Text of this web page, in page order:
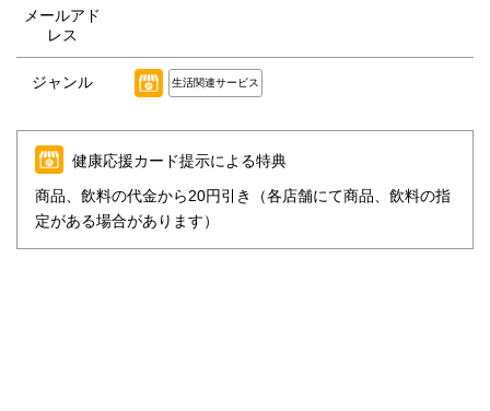
メールアド
レス
ジャンル 生活関連サービス
健康応援カード提示による特典
商品、飲料の代金から20円引き（各店舗にて商品、飲料の指
定がある場合があります）